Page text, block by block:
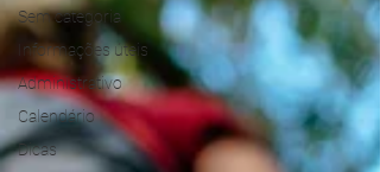
Sem categoria
Informações úteis
Administrativo
Calendário
Dicas